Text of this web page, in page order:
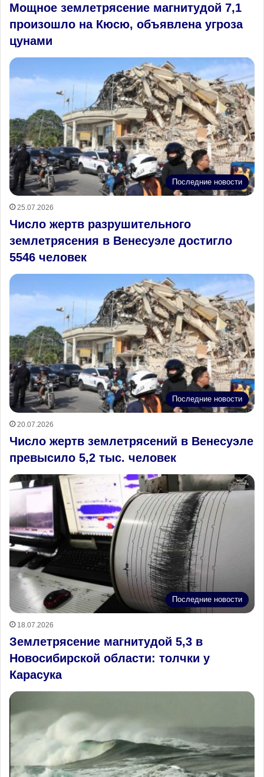
Мощное землетрясение магнитудой 7,1
произошло на Кюсю, объявлена угроза
цунами
Последние новости
25.07.2026
Число жертв разрушительного
землетрясения в Венесуэле достигло
5546 человек
Последние новости
20.07.2026
Число жертв землетрясений в Венесуэле
превысило 5,2 тыс. человек
Последние новости
18.07.2026
Землетрясение магнитудой 5,3 в
Новосибирской области: толчки у
Карасука